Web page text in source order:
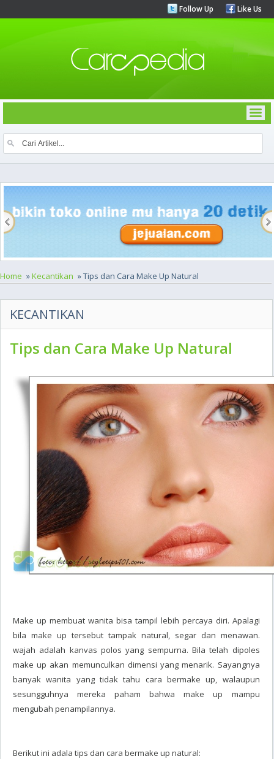
Follow Up Like Us
Home »Kecantikan » Tips dan Cara Make Up Natural
KECANTIKAN
Tips dan Cara Make Up Natural
Make up membuat wanita bisa tampil lebih percaya diri. Apalagi
bila make up tersebut tampak natural, segar dan menawan.
wajah adalah kanvas polos yang sempurna. Bila telah dipoles
make up akan memunculkan dimensi yang menarik. Sayangnya
banyak wanita yang tidak tahu cara bermake up, walaupun
sesungguhnya mereka paham bahwa make up mampu
mengubah penampilannya.
Berikut ini adala tips dan cara bermake up natural: